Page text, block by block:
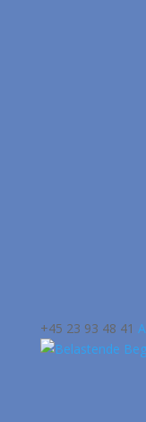
+45 23 93 48 41